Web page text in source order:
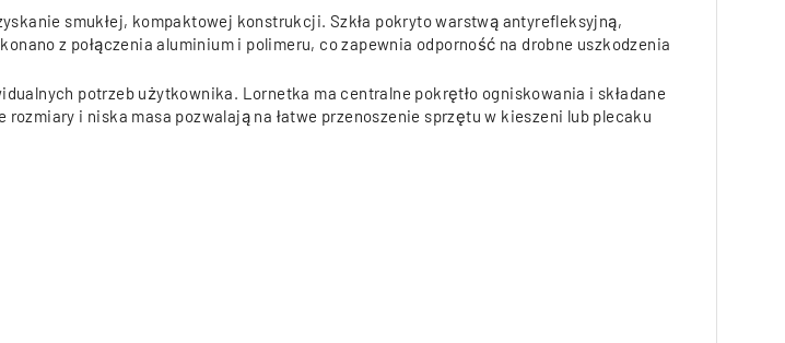
smukłej, kompaktowej konstrukcji. Szkła pokryto warstwą antyrefleksyjną,
z połączenia aluminium i polimeru, co zapewnia odporność na drobne uszkodzenia
potrzeb użytkownika. Lornetka ma centralne pokrętło ogniskowania i składane
i niska masa pozwalają na łatwe przenoszenie sprzętu w kieszeni lub plecaku